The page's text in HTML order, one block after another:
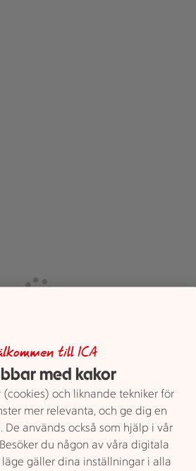
till ICA
med kakor
och liknande tekniker för
mer relevanta, och ge dig en
De används också som hjälp i vår
du någon av våra digitala
gäller dina inställningar i alla